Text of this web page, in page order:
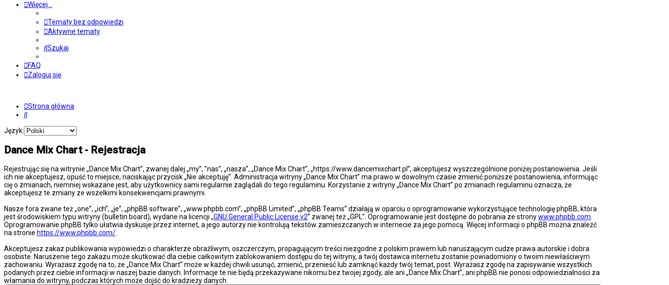
Więcej…
Tematy bez odpowiedzi
Aktywne tematy
Szukaj
FAQ
Zaloguj się
Strona główna
Szukaj
Język:
Dance Mix Chart - Rejestracja
Rejestrując się na witrynie „Dance Mix Chart”, zwanej dalej „my”, ”nas”, „nasza”, „Dance Mix Chart”, „https://www.dancemixchart.pl”, akceptujesz wyszczególnione poniżej postanowienia. Jeśli
ich nie akceptujesz, opuść to miejsce, naciskając przycisk „Nie akceptuję”. Administracja witryny „Dance Mix Chart” ma prawo w dowolnym czasie zmienić poniższe postanowienia, informując
cię o zmianach, niemniej wskazane jest, aby użytkownicy sami regularnie zaglądali do tego regulaminu. Korzystanie z witryny „Dance Mix Chart” po zmianach regulaminu oznacza, że
akceptujesz te zmiany ze wszelkimi konsekwencjami prawnymi.
Nasze fora zwane też „one”, „ich”, „je”, „phpBB software”, „www.phpbb.com”, „phpBB Limited”, „phpBB Teams” działają w oparciu o oprogramowanie wykorzystujące technologię phpBB, która
jest środowiskiem typu witryny (bulletin board), wydane na licencji „GNU General Public License v2” zwanej też „GPL”. Oprogramowanie jest dostępne do pobrania ze stronywww.phpbb.com
Oprogramowanie phpBB tylko ułatwia dyskusje przez internet, a jego autorzy nie kontrolują tekstów zamieszczanych w internecie za jego pomocą. Więcej informacji o phpBB można znaleźć
na stronie https://www.phpbb.com/
Akceptujesz zakaz publikowania wypowiedzi o charakterze obraźliwym, oszczerczym, propagującym treści niezgodne z polskim prawem lub naruszającym cudze prawa autorskie i dobra
osobiste. Naruszenie tego zakazu może skutkować dla ciebie całkowitym zablokowaniem dostępu do tej witryny, a twój dostawca internetu zostanie powiadomiony o twoim niewłaściwym
zachowaniu. Wyrażasz zgodę na to, że „Dance Mix Chart” może w każdej chwili usunąć, zmienić, przenieść lub zamknąć każdy twój temat, post. Wyrażasz zgodę na zapisywanie wszystkich
podanych przez ciebie informacji w naszej bazie danych. Informacje te nie będą przekazywane nikomu bez twojej zgody, ale ani „Dance Mix Chart”, ani phpBB nie ponosi odpowiedzialności za
włamania do witryny, podczas których może dojść do kradzieży danych.